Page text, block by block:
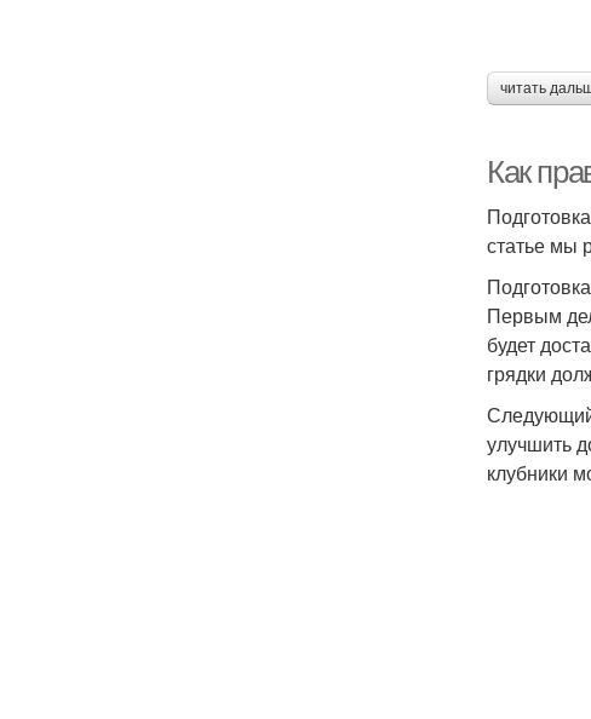
читать
Как
статье мы
Первым
будет
грядки
Следующий
улучшить
клубники